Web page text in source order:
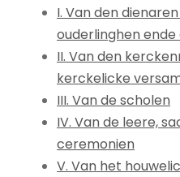
I. Van den
ouderlinghen
II. Van den
kerckelicke
III. Van de scholen
IV. Van de leere,
ceremonien
V. Van het